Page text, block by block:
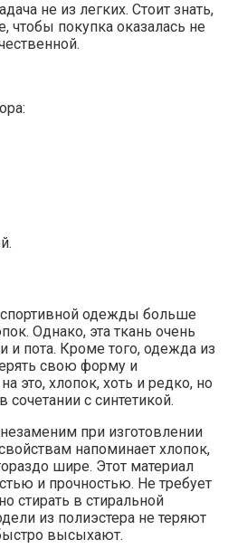
не из легких. Стоит знать,
чтобы покупка оказалась не
спортивной одежды больше
Однако, эта ткань очень
и пота. Кроме того, одежда из
свою форму и
это, хлопок, хоть и редко, но
сочетании с синтетикой.
при изготовлении
напоминает хлопок,
шире. Этот материал
и прочностью. Не требует
стирать в стиральной
из полиэстера не теряют
высыхают.